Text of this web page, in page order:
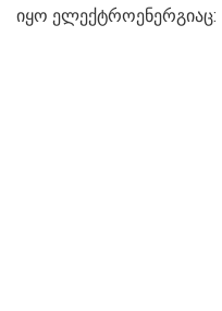
იყო ელექტროენერგიაც: